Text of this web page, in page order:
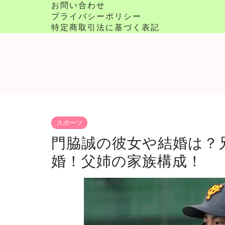
お問い合わせ
プライバシーポリシー
特定商取引法に基づく表記
スポーツ
門脇誠の彼女や結婚は
婚！父姉の家族構成！